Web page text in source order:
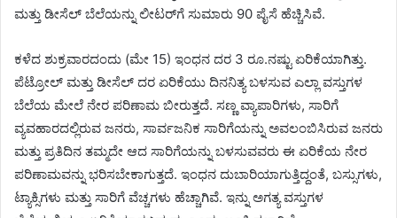
ಮತ್ತು ಡೀಸೆಲ್ ಬೆಲೆಯನ್ನು ಲೀಟರ್‌ಗೆ ಸುಮಾರು 90 ಪೈಸೆ ಹೆಚ್ಚಿಸಿವೆ.
ಕಳೆದ ಶುಕ್ರವಾರದಂದು (ಮೇ 15) ಇಂಧನ ದರ 3 ರೂ.ನಷ್ಟು ಏರಿಕೆಯಾಗಿತ್ತು.
ಪೆಟ್ರೋಲ್ ಮತ್ತು ಡೀಸೆಲ್ ದರ ಏರಿಕೆಯು ದಿನನಿತ್ಯ ಬಳಸುವ ಎಲ್ಲಾ ವಸ್ತುಗಳ
ಬೆಲೆಯ ಮೇಲೆ ನೇರ ಪರಿಣಾಮ ಬೀರುತ್ತದೆ. ಸಣ್ಣ ವ್ಯಾಪಾರಿಗಳು, ಸಾರಿಗೆ
ವ್ಯವಹಾರದಲ್ಲಿರುವ ಜನರು, ಸಾರ್ವಜನಿಕ ಸಾರಿಗೆಯನ್ನು ಅವಲಂಬಿಸಿರುವ ಜನರು
ಮತ್ತು ಪ್ರತಿದಿನ ತಮ್ಮದೇ ಆದ ಸಾರಿಗೆಯನ್ನು ಬಳಸುವವರು ಈ ಏರಿಕೆಯ ನೇರ
ಪರಿಣಾಮವನ್ನು ಭರಿಸಬೇಕಾಗುತ್ತದೆ. ಇಂಧನ ದುಬಾರಿಯಾಗುತ್ತಿದ್ದಂತೆ, ಬಸ್ಸುಗಳು,
ಟ್ಯಾಕ್ಸಿಗಳು ಮತ್ತು ಸಾರಿಗೆ ವೆಚ್ಚಗಳು ಹೆಚ್ಚಾಗಿವೆ. ಇನ್ನು ಅಗತ್ಯ ವಸ್ತುಗಳ